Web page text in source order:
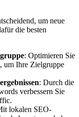
um neue
die besten
: Optimieren Sie
um Ihre Zielgruppe
: Durch die
verbessern Sie
lokalen SEO-